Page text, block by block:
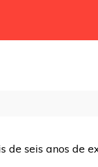
de seis anos de